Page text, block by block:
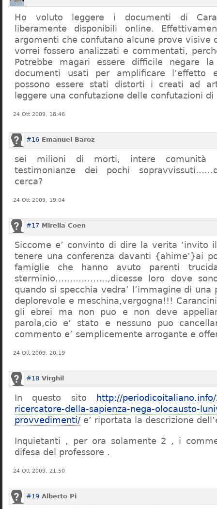
Ho voluto leggere i documenti di
liberamente disponibili online.
argomenti che confutano alcune prove visive
vorrei fossero analizzati e commentati,
Potrebbe magari essere difficile negare
documenti usati per amplificare l’effetto
possono essere stati distorti i creati ad
leggere una confutazione delle confutazioni di
24 Ott 2009, 18:46
#16 Emanuel Baroz
sei milioni di morti, intere comunità
testimonianze dei pochi
cerca?
24 Ott 2009, 19:04
#17 Mirella Coen
Siccome e’ convinto di dire la verita ‘invito
tenere una conferenza davanti {ahime’}ai
famiglie che hanno avuto parenti
sterminio………………,dicesse loro dove
quando si specchia vedra’ l’immagine di una
deplorevole e meschina,vergogna!!!
gli ebrei ma non puo e non deve
parola,cio e’ stato e nessuno puo
commento e’ semplicemente arrogante e
24 Ott 2009, 20:19
#18 Virghil
In questo sito
http://
ricercatore-della-sapienza-nega-olocausto-
provvedimenti/ e’ riportata la descrizione
Inquietanti , per ora solamente 2 , i
difesa del professore .
24 Ott 2009, 21:50
#19 Alberto Pi